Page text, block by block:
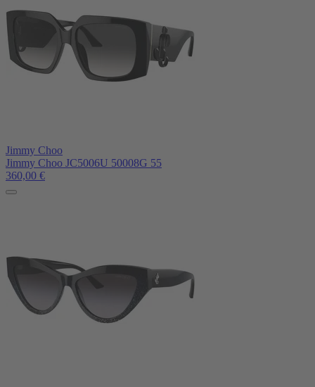
Jimmy Choo
Jimmy Choo JC5006U 50008G 55
360,00 €